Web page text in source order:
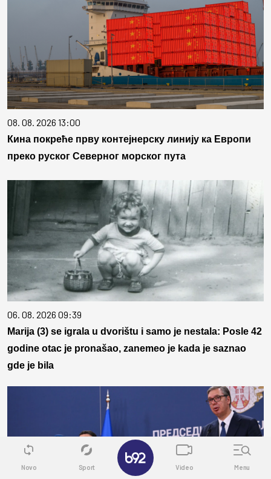
08. 08. 2026 13:00
Кина покреће прву контејнерску линију ка Европи
преко руског Северног морског пута
06. 08. 2026 09:39
Marija (3) se igrala u dvorištu i samo je nestala: Posle 42
godine otac je pronašao, zanemeo je kada je saznao
gde je bila
Novo Sport Video Menu
✕